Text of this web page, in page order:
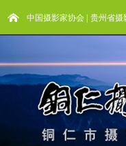
中国摄影家协会 贵州省摄